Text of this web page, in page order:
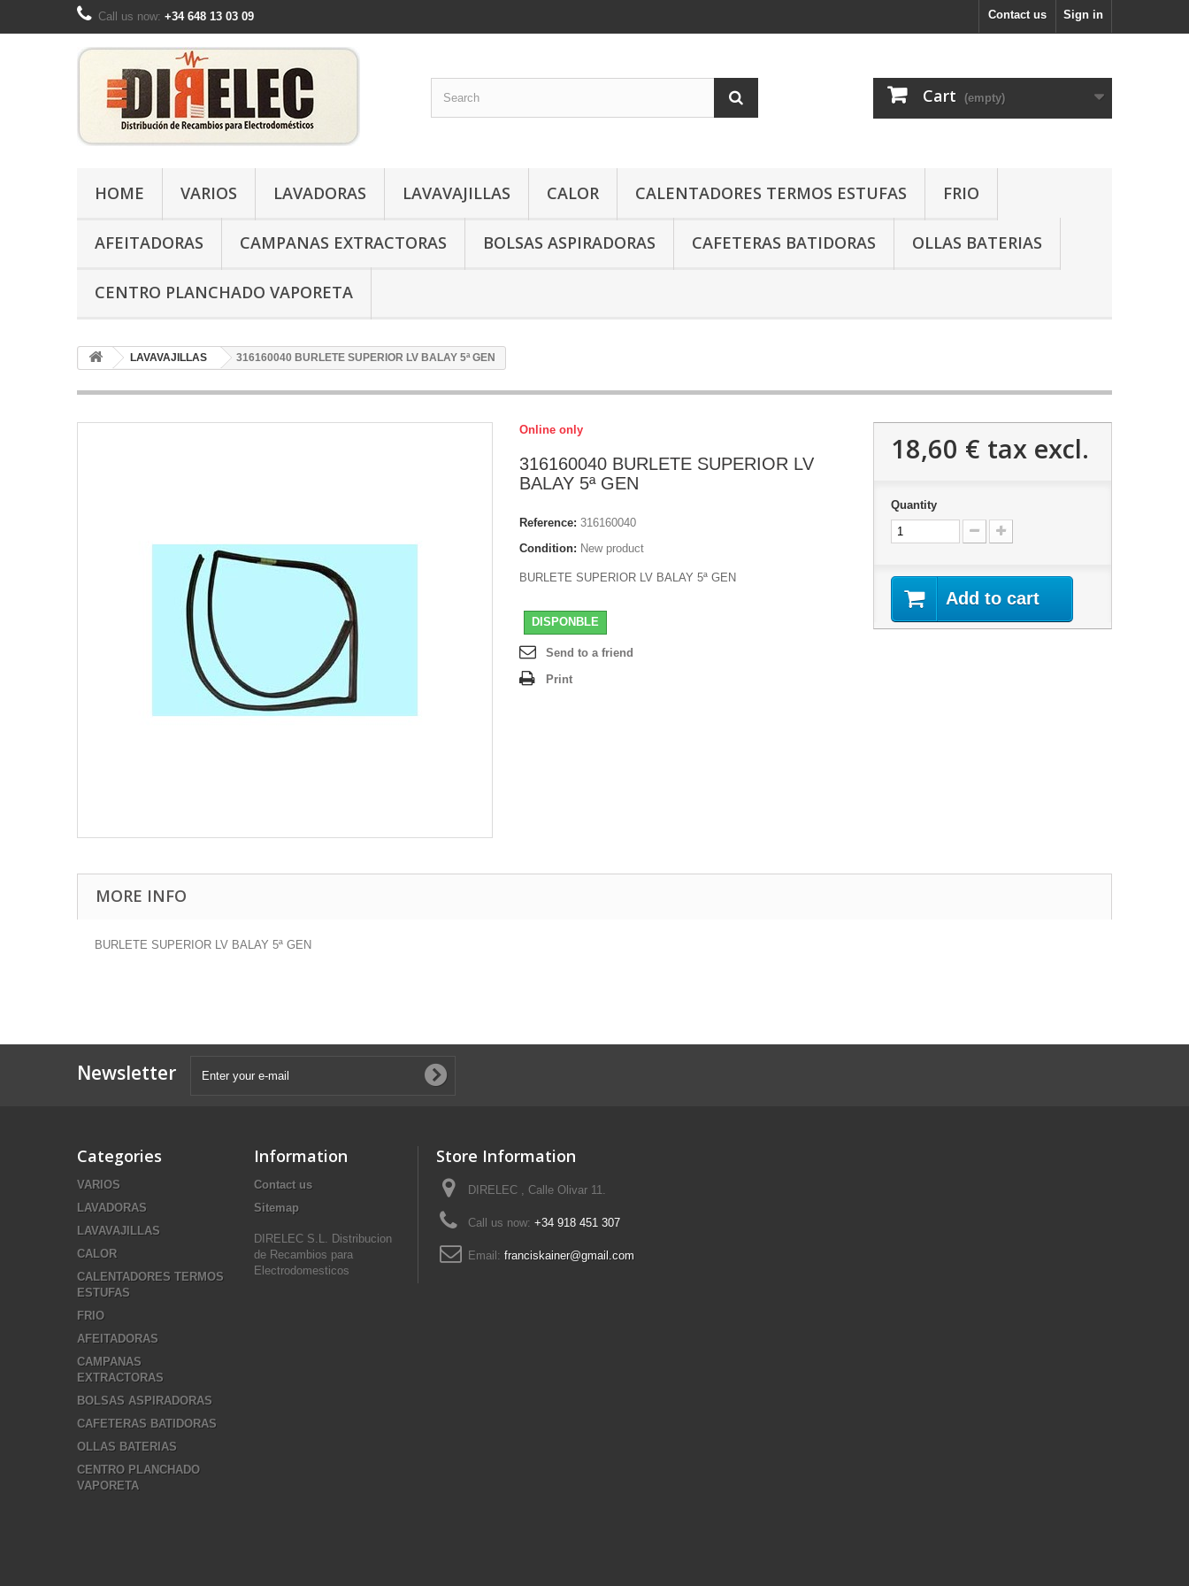
Sign in
Contact us
Call us now: +34 648 13 03 09
Cart (empty)
HOME VARIOS LAVADORAS LAVAVAJILLAS CALOR CALENTADORES TERMOS ESTUFAS FRIO
AFEITADORAS CAMPANAS EXTRACTORAS BOLSAS ASPIRADORAS CAFETERAS BATIDORAS OLLAS BATERIAS
CENTRO PLANCHADO VAPORETA
LAVAVAJILLAS 316160040 BURLETE SUPERIOR LV BALAY 5ª GEN
Online only
316160040 BURLETE SUPERIOR LV
BALAY 5ª GEN
Reference: 316160040
Condition: New product
BURLETE SUPERIOR LV BALAY 5ª GEN
DISPONBLE
Send to a friend
Print
18,60 € tax excl.
Quantity
Add to cart
MORE INFO
BURLETE SUPERIOR LV BALAY 5ª GEN
Newsletter
Categories
VARIOS
LAVADORAS
LAVAVAJILLAS
CALOR
CALENTADORES TERMOS
ESTUFAS
FRIO
AFEITADORAS
CAMPANAS
EXTRACTORAS
BOLSAS ASPIRADORAS
CAFETERAS BATIDORAS
OLLAS BATERIAS
CENTRO PLANCHADO
VAPORETA
Information
Contact us
Sitemap
DIRELEC S.L. Distribucion
de Recambios para
Electrodomesticos
Store Information
DIRELEC , Calle Olivar 11.
Call us now: +34 918 451 307
Email: franciskainer@gmail.com